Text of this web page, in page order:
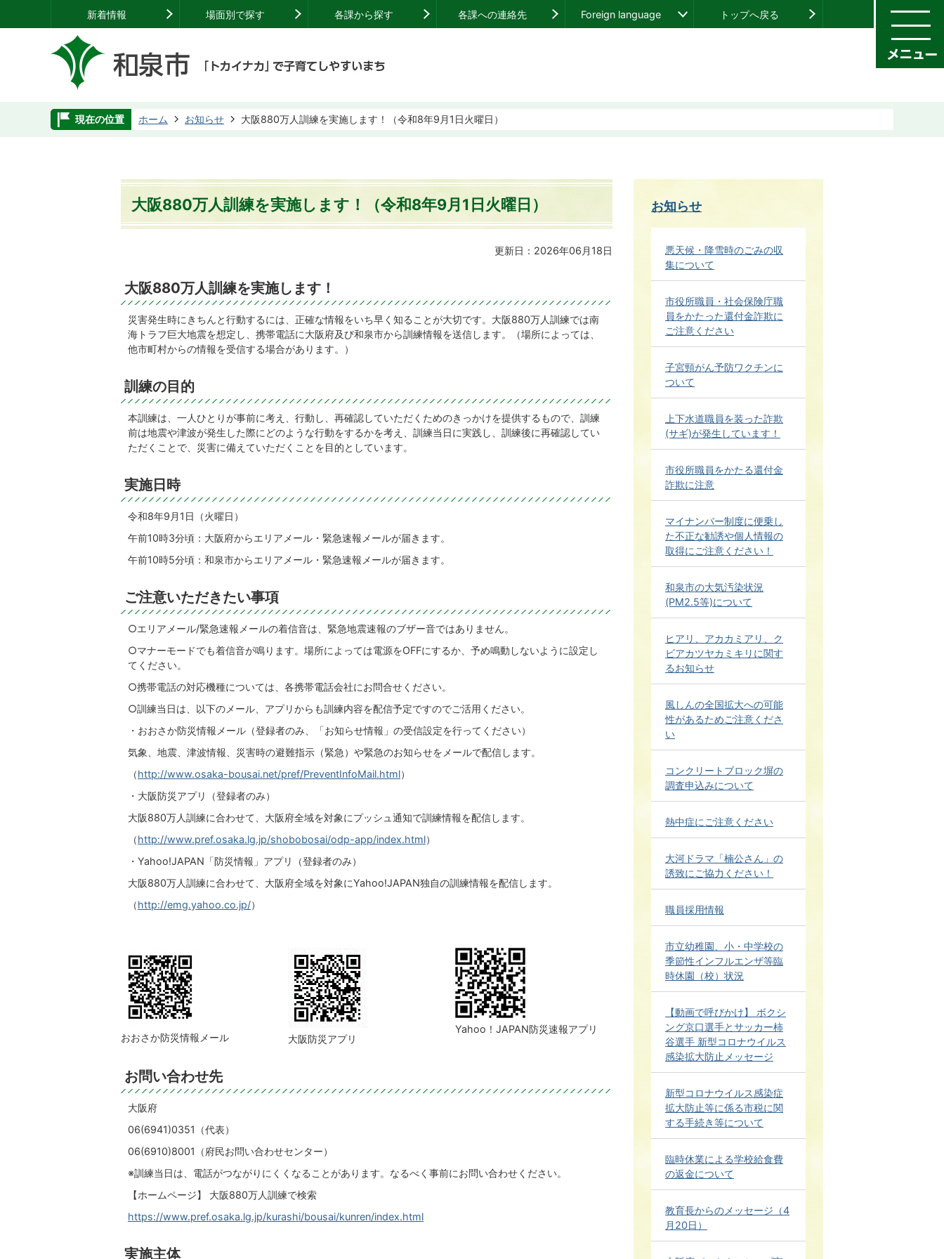
新着情報 場面別で探す 各課から探す 各課への連絡先 Foreign language トップへ戻る
現在の位置 ホーム お知らせ 大阪880万人訓練を実施します！（令和8年9月1日火曜日）
大阪880万人訓練を実施します！（令和8年9月1日火曜日）
更新日：2026年06月18日
大阪880万人訓練を実施します！
災害発生時にきちんと行動するには、正確な情報をいち早く知ることが大切です。大阪880万人訓練では南
海トラフ巨大地震を想定し、携帯電話に大阪府及び和泉市から訓練情報を送信します。（場所によっては、
他市町村からの情報を受信する場合があります。）
訓練の目的
本訓練は、一人ひとりが事前に考え、行動し、再確認していただくためのきっかけを提供するもので、訓練
前は地震や津波が発生した際にどのような行動をするかを考え、訓練当日に実践し、訓練後に再確認してい
ただくことで、災害に備えていただくことを目的としています。
実施日時
令和8年9月1日（火曜日）
午前10時3分頃：大阪府からエリアメール・緊急速報メールが届きます。
午前10時5分頃：和泉市からエリアメール・緊急速報メールが届きます。
ご注意いただきたい事項
○エリアメール/緊急速報メールの着信音は、緊急地震速報のブザー音ではありません。
○マナーモードでも着信音が鳴ります。場所によっては電源をOFFにするか、予め鳴動しないように設定し
てください。
○携帯電話の対応機種については、各携帯電話会社にお問合せください。
○訓練当日は、以下のメール、アプリからも訓練内容を配信予定ですのでご活用ください。
・おおさか防災情報メール（登録者のみ、「お知らせ情報」の受信設定を行ってください）
気象、地震、津波情報、災害時の避難指示（緊急）や緊急のお知らせをメールで配信します。
（http://www.osaka-bousai.net/pref/PreventInfoMail.html）
・大阪防災アプリ（登録者のみ）
大阪880万人訓練に合わせて、大阪府全域を対象にプッシュ通知で訓練情報を配信します。
（http://www.pref.osaka.lg.jp/shobobosai/odp-app/index.html）
・Yahoo!JAPAN「防災情報」アプリ（登録者のみ）
大阪880万人訓練に合わせて、大阪府全域を対象にYahoo!JAPAN独自の訓練情報を配信します。
（http://emg.yahoo.co.jp/）
おおさか防災情報メール 大阪防災アプリ
Yahoo！JAPAN防災速報アプリ
お問い合わせ先
大阪府
06(6941)0351（代表）
06(6910)8001（府民お問い合わせセンター）
※訓練当日は、電話がつながりにくくなることがあります。なるべく事前にお問い合わせください。
【ホームページ】 大阪880万人訓練で検索
https://www.pref.osaka.lg.jp/kurashi/bousai/kunren/index.html
実施主体
お知らせ
悪天候・降雪時のごみの収
集について
市役所職員・社会保険庁職
員をかたった還付金詐欺に
ご注意ください
子宮頸がん予防ワクチンに
ついて
上下水道職員を装った詐欺
(サギ)が発生しています！
市役所職員をかたる還付金
詐欺に注意
マイナンバー制度に便乗し
た不正な勧誘や個人情報の
取得にご注意ください！
和泉市の大気汚染状況
(PM2.5等)について
ヒアリ、アカカミアリ、ク
ビアカツヤカミキリに関す
るお知らせ
風しんの全国拡大への可能
性があるためご注意くださ
い
コンクリートブロック塀の
調査申込みについて
熱中症にご注意ください
大河ドラマ「楠公さん」の
誘致にご協力ください！
職員採用情報
市立幼稚園、小・中学校の
季節性インフルエンザ等臨
時休園（校）状況
【動画で呼びかけ】 ボクシ
ング京口選手とサッカー柿
谷選手 新型コロナウイルス
感染拡大防止メッセージ
新型コロナウイルス感染症
拡大防止等に係る市税に関
する手続き等について
臨時休業による学校給食費
の返金について
教育長からのメッセージ（4
月20日）